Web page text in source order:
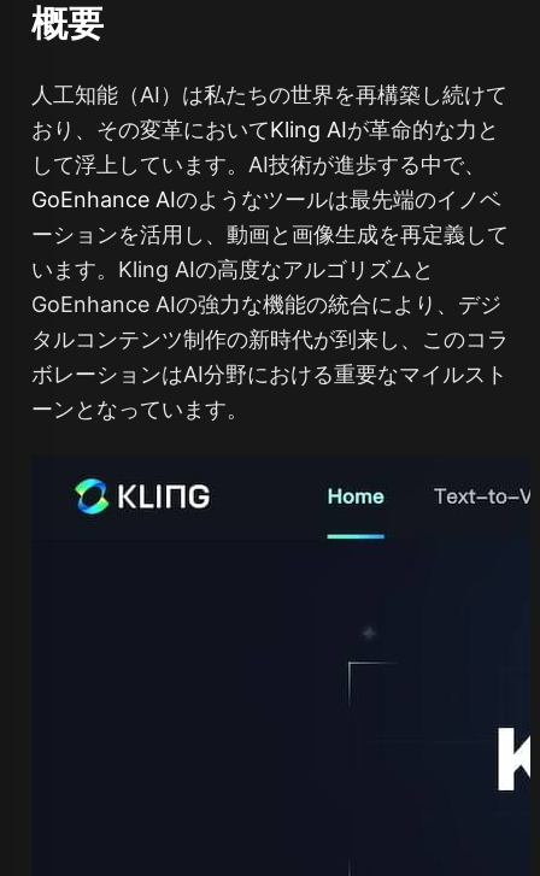
概要
人工知能（AI）は私たちの世界を再構築し続けて
おり、その変革においてKling AIが革命的な力と
して浮上しています。AI技術が進歩する中で、
GoEnhance AIのようなツールは最先端のイノベ
ーションを活用し、動画と画像生成を再定義して
います。Kling AIの高度なアルゴリズムと
GoEnhance AIの強力な機能の統合により、デジ
タルコンテンツ制作の新時代が到来し、このコラ
ボレーションはAI分野における重要なマイルスト
ーンとなっています。